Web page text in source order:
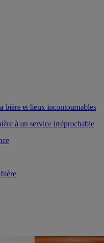
bière et lieux incontournables
à un service irréprochable